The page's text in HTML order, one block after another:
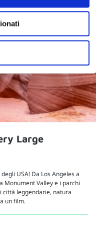
Large
USA! Da Los Angeles a
Monument Valley e i parchi
città leggendarie, natura
un film.